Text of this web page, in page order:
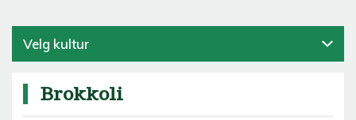
Velg kultur
Brokkoli